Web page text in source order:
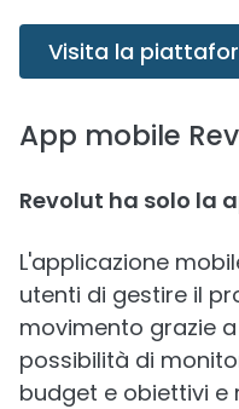
Visita la
App mobile
Revolut ha solo la
L'applicazione
utenti di gestire il
movimento grazie
possibilità di
budget e obiettivi e